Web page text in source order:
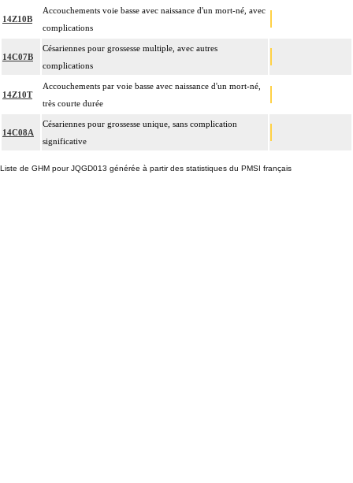
14Z10B
Accouchements voie basse avec naissance d'un mort-né, avec
complications
14C07B
Césariennes pour grossesse multiple, avec autres
complications
14Z10T
Accouchements par voie basse avec naissance d'un mort-né,
très courte durée
14C08A
Césariennes pour grossesse unique, sans complication
significative
Liste de GHM pour JQGD013 générée à partir des statistiques du PMSI français